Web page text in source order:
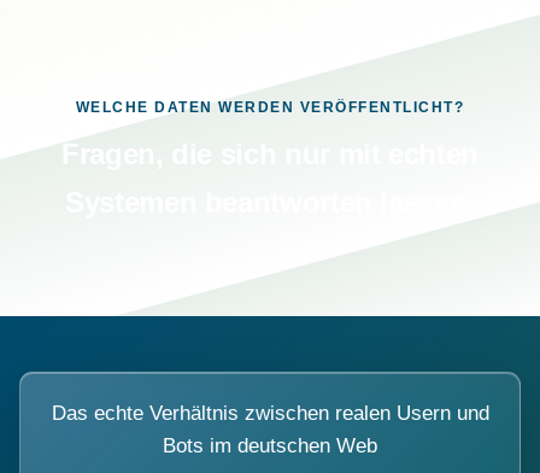
WELCHE DATEN WERDEN VERÖFFENTLICHT?
Das echte Verhältnis zwischen realen Usern und
Bots im deutschen Web